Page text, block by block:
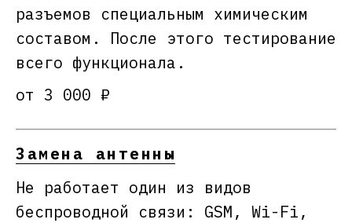
разъемов специальным химическим
составом. После этого тестирование
всего функционала.
от 3 000 ₽
Замена антенны
Не работает один из видов
беспроводной связи: GSM, Wi-Fi,